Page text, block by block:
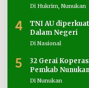
Di Hukrim, Nunukan
4
TNI AU
Dalam Negeri
Di Nasional
5
32 Gerai
Pemkab
Di Nunukan